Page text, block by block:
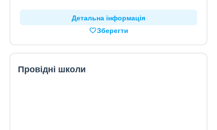
Детальна інформація
Зберегти
Провідні школи